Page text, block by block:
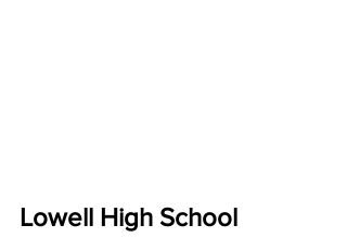
Lowell High School